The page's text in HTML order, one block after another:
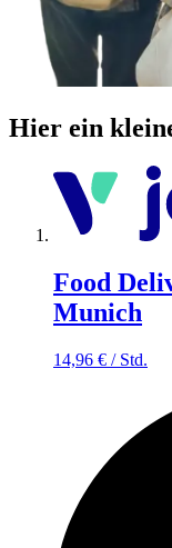
Hier ein
Food
Munich
14,96 € / Std.